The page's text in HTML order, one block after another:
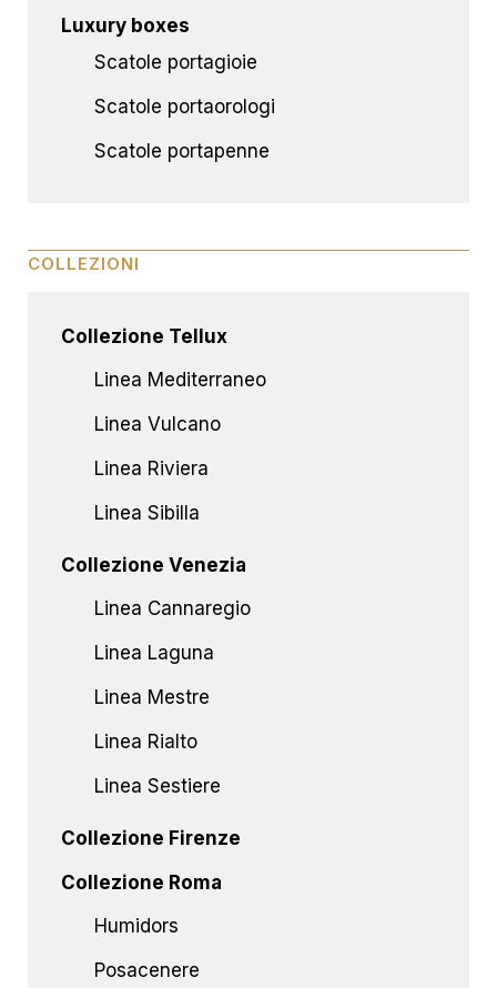
Luxury boxes
Scatole portagioie
Scatole portaorologi
Scatole portapenne
COLLEZIONI
Collezione Tellux
Linea Mediterraneo
Linea Vulcano
Linea Riviera
Linea Sibilla
Collezione Venezia
Linea Cannaregio
Linea Laguna
Linea Mestre
Linea Rialto
Linea Sestiere
Collezione Firenze
Collezione Roma
Humidors
Posacenere